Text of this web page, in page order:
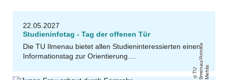
22.05.2027
Studieninfotag - Tag der offenen Tür
Die TU Ilmenau bietet allen Studieninteressierten einen
Informationstag zur Orientierung.…
T
U
Il
m
e
n a
u
/
A
n
ni
ka
M
e
hli s